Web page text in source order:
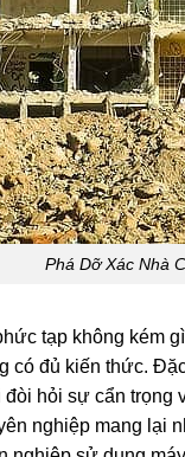
Phá Dỡ Xác Nhà
tạp không kém
có đủ kiến thức.